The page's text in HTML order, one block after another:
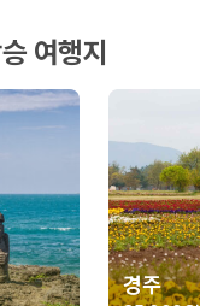
가격과 승차감의 균형이
이동에 적합하며 보험 조
에 적합하며 인원수, 짐
야 진짜 가격비
부담 금액이 달라질 수
여행지
경주